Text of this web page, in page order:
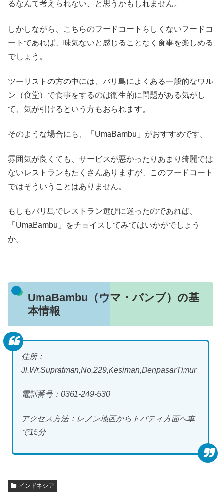
るなんて考えられない、と思うかもしれません。
しかしながら、こちらのフードコートらしくないフードコ
ートであれば、味気ないと感じることなく食事を楽しめる
でしょう。
ツーリストの方の中には、バリ島によくある一般的なワル
ン（食堂）で食事をするのは衛生的に問題がある気がし
て、気が引けるという方もおられます。
そのような場合にも、「UmaBambu」がおすすめです。
雰囲気が良くても、サービスが悪かったりあまり綺麗では
ないレストランもたくさんありますが、このフードコート
ではそういうことはありません。
もしもバリ島でレストラン選びに迷ったのであれば、
「UmaBambu」をチョイスしてみてはいかがでしょう
か。
UmaBambu（ウマ・バンブ）の基
本情報
住所：
Jl.Wr.Supratman,No.229,Kesiman,DenpasarTimur
電話番号：0361-249-530
アクセス方法：レノン地区からトパティ方面へ車
で15分
インドネシア